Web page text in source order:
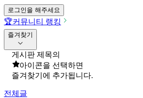
로그인을 해주세요
🏆커뮤니티 랭킹
즐겨찾기
게시판 제목의
아이콘을 선택하면
즐겨찾기에 추가됩니다.
전체글